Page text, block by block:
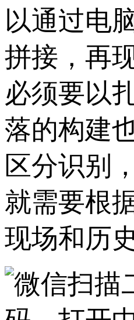
以通过电
拼接，再
必须要以
落的构建
区分识别
就需要根
现场和历